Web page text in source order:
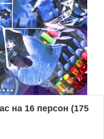
на 16 персон (175